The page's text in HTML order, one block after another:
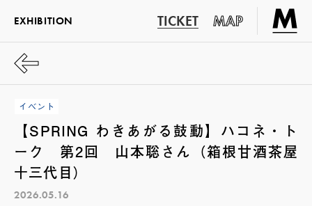
EXHIBITION TICKET MAP
イベント
【SPRING わきあがる鼓動】ハコネ・ト
ーク 第2回 山本聡さん（箱根甘酒茶屋
十三代目）
2026.05.16